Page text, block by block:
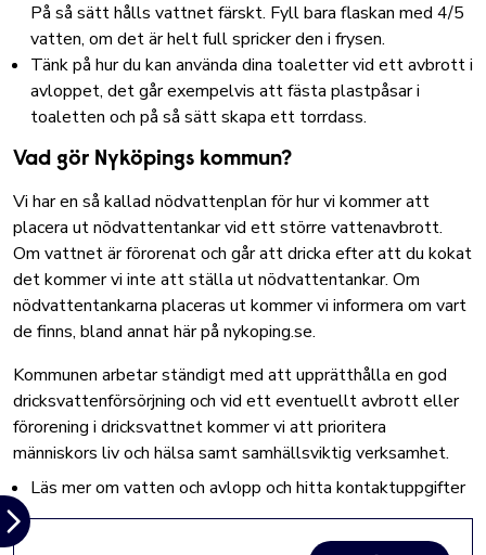
På så sätt hålls vattnet färskt. Fyll bara flaskan med 4/5
vatten, om det är helt full spricker den i frysen.
Tänk på hur du kan använda dina toaletter vid ett avbrott i
avloppet, det går exempelvis att fästa plastpåsar i
toaletten och på så sätt skapa ett torrdass.
Vad gör Nyköpings kommun?
Vi har en så kallad nödvattenplan för hur vi kommer att
placera ut nödvattentankar vid ett större vattenavbrott.
Om vattnet är förorenat och går att dricka efter att du kokat
det kommer vi inte att ställa ut nödvattentankar. Om
nödvattentankarna placeras ut kommer vi informera om vart
de finns, bland annat här på nykoping.se.
Kommunen arbetar ständigt med att upprätthålla en god
dricksvattenförsörjning och vid ett eventuellt avbrott eller
förorening i dricksvattnet kommer vi att prioritera
människors liv och hälsa samt samhällsviktig verksamhet.
Läs mer om vatten och avlopp och hitta kontaktuppgifter